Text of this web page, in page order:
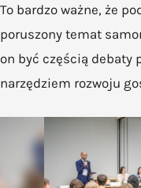
To bardzo ważne, że
poruszony temat
on być częścią debaty
narzędziem rozwoju